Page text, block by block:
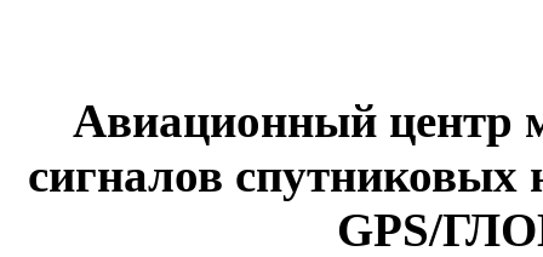
Авиационный центр
сигналов
GPS/